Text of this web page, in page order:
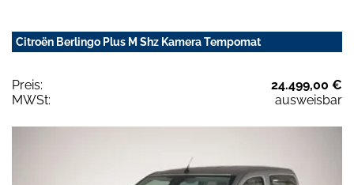
Citroën Berlingo Plus M Shz Kamera Tempomat
Preis:
24.499,00 €
MWSt:
ausweisbar